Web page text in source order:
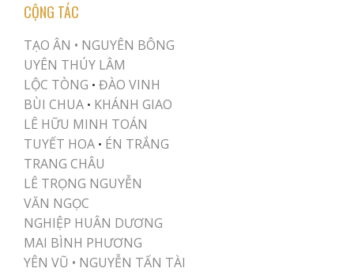
CỘNG TÁC
TẠO ÂN • NGUYÊN BÔNG
UYÊN THÚY LÂM
LỘC TÒNG • ĐÀO VINH
BÙI CHUA • KHÁNH GIAO
LÊ HỮU MINH TOÁN
TUYẾT HOA • ÉN TRẮNG
TRANG CHÂU
LÊ TRỌNG NGUYỄN
VĂN NGỌC
NGHIỆP HUÂN DƯƠNG
MAI BÌNH PHƯƠNG
YÊN VŨ • NGUYỄN TẤN TÀI